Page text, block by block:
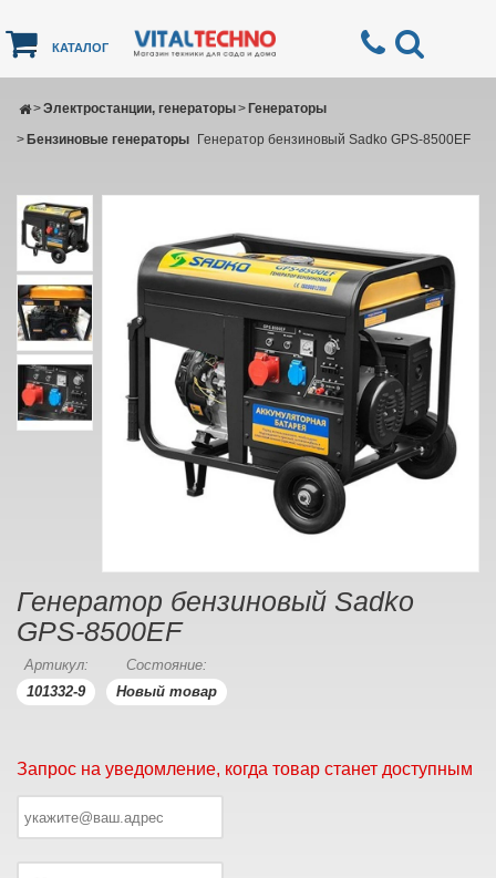
КАТАЛОГ
Электростанции, генераторы
> Генераторы
>
Бензиновые генераторы
> Генератор бензиновый Sadko GPS-8500ЕF
Генератор бензиновый Sadko
GPS-8500ЕF
Артикул:
101332-9
Состояние:
Новый товар
Запрос на уведомление, когда товар станет доступным